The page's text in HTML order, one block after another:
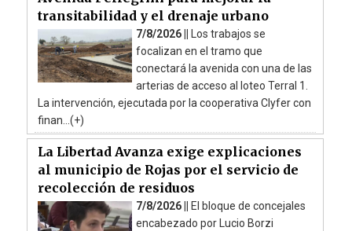
transitabilidad y el drenaje urbano
7/8/2026 ||
Los trabajos se
focalizan en el tramo que
conectará la avenida con una de las
arterias de acceso al loteo Terral 1.
La intervención, ejecutada por la cooperativa Clyfer con
finan...(+)
La Libertad Avanza exige explicaciones
al municipio de Rojas por el servicio de
recolección de residuos
7/8/2026 ||
El bloque de concejales
encabezado por Lucio Borzi